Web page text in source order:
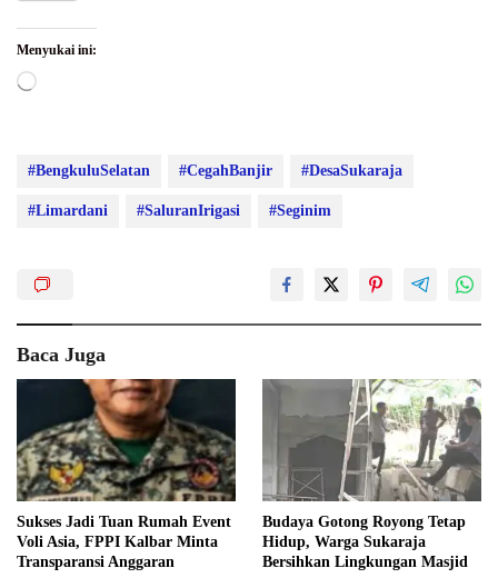
Menyukai ini:
Memuat...
#BengkuluSelatan #CegahBanjir #DesaSukaraja
#Limardani #SaluranIrigasi #Seginim
Baca Juga
Sukses Jadi Tuan Rumah Event
Voli Asia, FPPI Kalbar Minta
Transparansi Anggaran
Budaya Gotong Royong Tetap
Hidup, Warga Sukaraja
Bersihkan Lingkungan Masjid